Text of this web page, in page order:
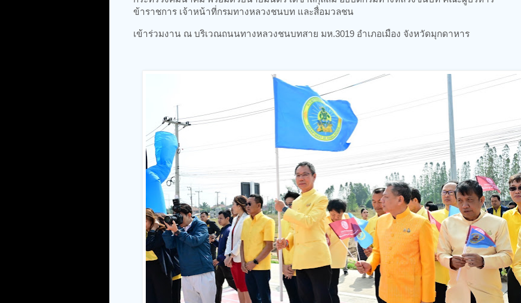
ข้าราชการ เจ้าหน้าที่กรมทางหลวงชนบท และสื่อมวลชน
เข้าร่วมงาน ณ บริเวณถนนทางหลวงชนบทสาย มห.3019 อำเภอเมือง จังหวัดมุกดาหาร